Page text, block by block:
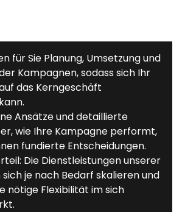
für Sie Planung, Umsetzung und
Kampagnen, sodass sich Ihr
das Kerngeschäft
Ansätze und detaillierte
wie Ihre Kampagne performt,
fundierte Entscheidungen.
Die Dienstleistungen unserer
je nach Bedarf skalieren und
nötige Flexibilität im sich